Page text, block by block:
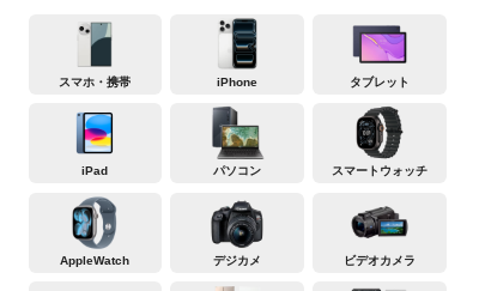
スマホ・携帯 iPhone タブレット
iPad パソコン スマートウォッチ
AppleWatch デジカメ ビデオカメラ